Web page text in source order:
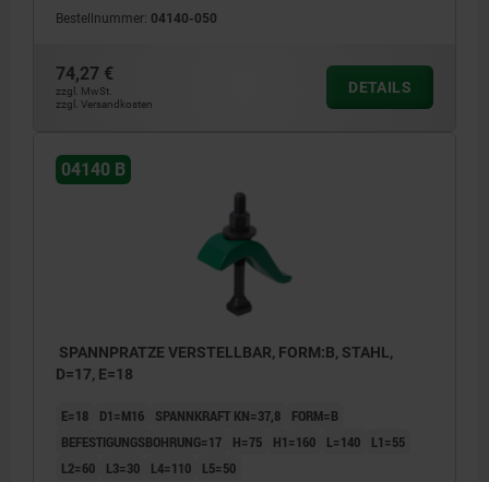
Bestellnummer: 04140-050
74,27 €
zzgl. MwSt.
zzgl. Versandkosten
DETAILS
04140 B
SPANNPRATZE VERSTELLBAR, FORM:B, STAHL,
D=17, E=18
E=18 D1=M16 SPANNKRAFT KN=37,8
FORM=B
BEFESTIGUNGSBOHRUNG=17
H=75 H1=160 L=140
L1=55
L2=60
L3=30 L4=110 L5=50